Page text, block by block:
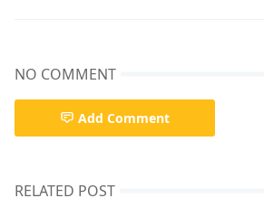
NO COMMENT
Add Comment
RELATED POST